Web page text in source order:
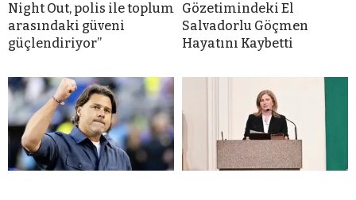
Night Out, polis ile toplum
arasındaki güveni
güçlendiriyor”
Gözetimindeki El
Salvadorlu Göçmen
Hayatını Kaybetti